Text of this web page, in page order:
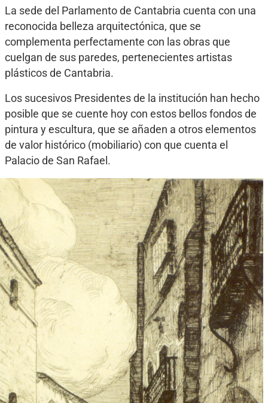
La sede del Parlamento de Cantabria cuenta con una
reconocida belleza arquitectónica, que se
complementa perfectamente con las obras que
cuelgan de sus paredes, pertenecientes artistas
plásticos de Cantabria.
Los sucesivos Presidentes de la institución han hecho
posible que se cuente hoy con estos bellos fondos de
pintura y escultura, que se añaden a otros elementos
de valor histórico (mobiliario) con que cuenta el
Palacio de San Rafael.